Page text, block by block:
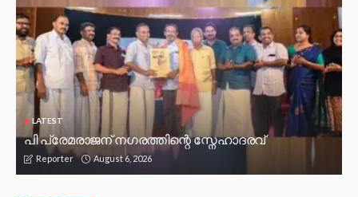
LATEST
പി പ്രേമരാജന് നഗരത്തിന്റെ സ്നേഹാദരവ്
Reporter August 6, 2026